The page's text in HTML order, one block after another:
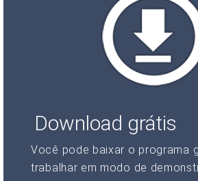
Download grátis
Você pode baixar o programa
trabalhar em modo de